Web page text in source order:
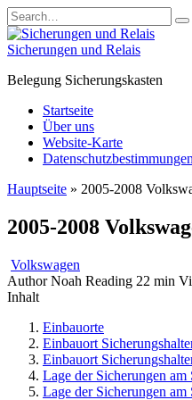
Skip
to
content
Search
for:
Sicherungen und Relais
Belegung Sicherungskasten
Startseite
Über uns
Website-Karte
Datenschutzbestimmungen
Hauptseite » 2005-2008
2005-2008
Volkswagen
Author Noah Reading 22 min
Inhalt
Einbauorte
Einbauort
Einbauort
Lage der Sicherungen
Lage der Sicherungen